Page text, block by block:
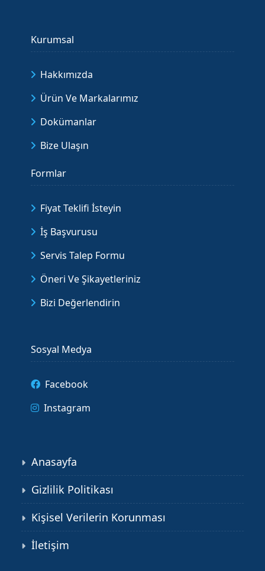
Kurumsal
Hakkımızda
Ürün Ve Markalarımız
Dokümanlar
Bize Ulaşın
Formlar
Fiyat Teklifi İsteyin
İş Başvurusu
Servis Talep Formu
Öneri Ve Şikayetleriniz
Bizi Değerlendirin
Sosyal Medya
Facebook
Instagram
Anasayfa
Gizlilik Politikası
Kişisel Verilerin Korunması
İletişim